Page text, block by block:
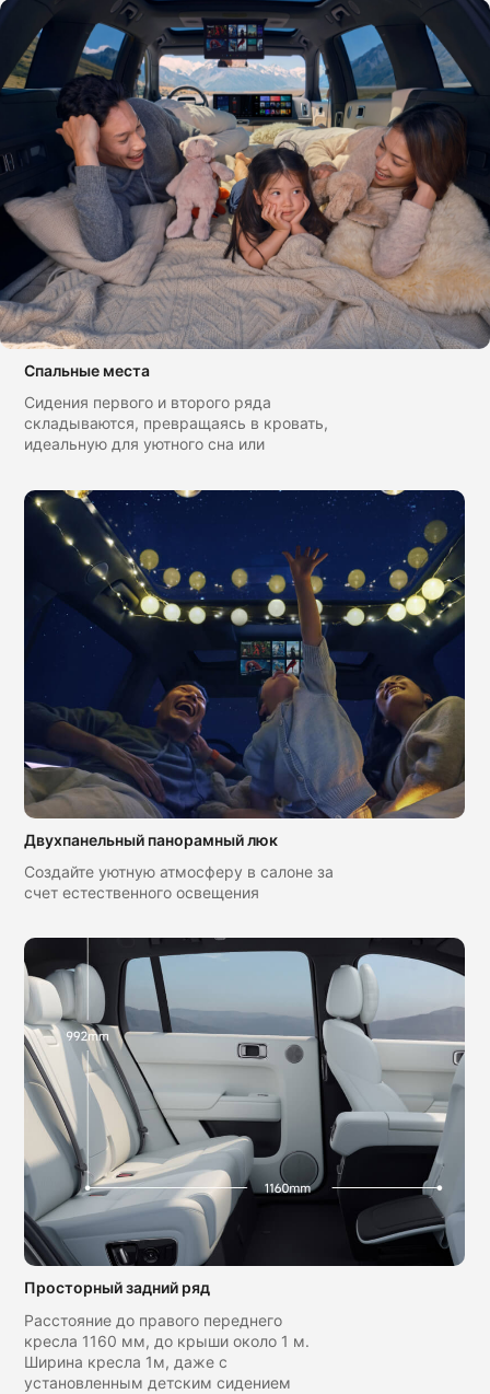
Спальные места
Сидения первого и второго ряда
складываются, превращаясь в кровать,
идеальную для уютного сна или
Двухпанельный панорамный люк
Просторный задний ряд
Создайте уютную атмосферу в салоне за
счет естественного освещения
Расстояние до правого переднего
кресла 1160 мм, до крыши около 1 м.
Ширина кресла 1м, даже с
установленным детским сидением